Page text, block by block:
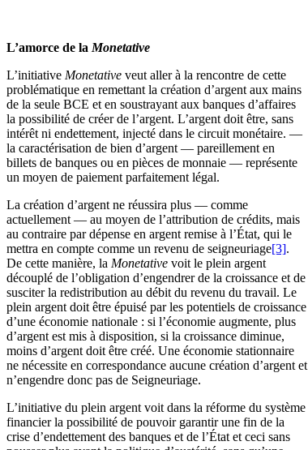
L’amorce de la Monetative
L’initiative Monetative veut aller à la rencontre de cette
problématique en remettant la création d’argent aux mains
de la seule BCE et en soustrayant aux banques d’affaires
la possibilité de créer de l’argent. L’argent doit être, sans
intérêt ni endettement, injecté dans le circuit monétaire. —
la caractérisation de bien d’argent — pareillement en
billets de banques ou en pièces de monnaie — représente
un moyen de paiement parfaitement légal.
La création d’argent ne réussira plus — comme
actuellement — au moyen de l’attribution de crédits, mais
au contraire par dépense en argent remise à l’État, qui le
mettra en compte comme un revenu de seigneuriage[3].
De cette manière, la Monetative voit le plein argent
découplé de l’obligation d’engendrer de la croissance et de
susciter la redistribution au débit du revenu du travail. Le
plein argent doit être épuisé par les potentiels de croissance
d’une économie nationale : si l’économie augmente, plus
d’argent est mis à disposition, si la croissance diminue,
moins d’argent doit être créé. Une économie stationnaire
ne nécessite en correspondance aucune création d’argent et
n’engendre donc pas de Seigneuriage.
L’initiative du plein argent voit dans la réforme du système
financier la possibilité de pouvoir garantir une fin de la
crise d’endettement des banques et de l’État et ceci sans